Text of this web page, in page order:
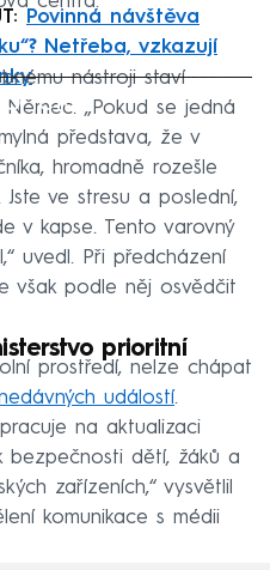
Povinná návštěva
Netřeba, vzkazují
fetch
nástroji staví
„Pokud se jedná
představa, že v
hromadně rozešle
ve stresu a poslední,
v kapse. Tento varovný
uvedl. Při předcházení
však podle něj osvědčit
prioritní
prostředí, nelze chápat
událostí.
na aktualizaci
bezpečnosti dětí, žáků a
zařízeních,“ vysvětlil
komunikace s médii